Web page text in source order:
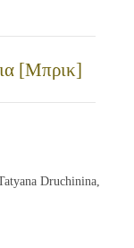
[Μπρικ]
Druchinina,